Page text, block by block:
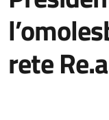
rete